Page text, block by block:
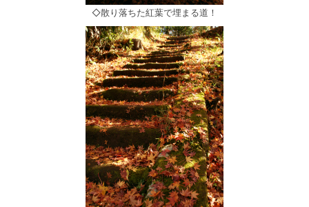
◇散り落ちた紅葉で埋まる道！